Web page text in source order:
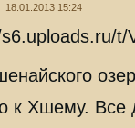
18.01.2013 15:24
к Хшему. Все